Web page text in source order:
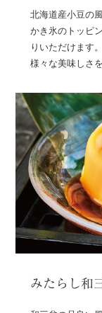
北海道産小豆の
かき氷のトッピ
りいただけます。
様々な美味しさ
みたらし和